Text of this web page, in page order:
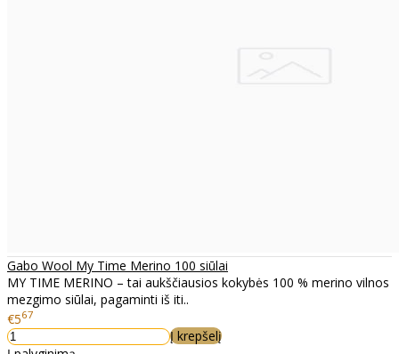
Gabo Wool My Time Merino 100 siūlai
MY TIME MERINO – tai aukščiausios kokybės 100 % merino vilnos
mezgimo siūlai, pagaminti iš iti..
€567
Į krepšelį